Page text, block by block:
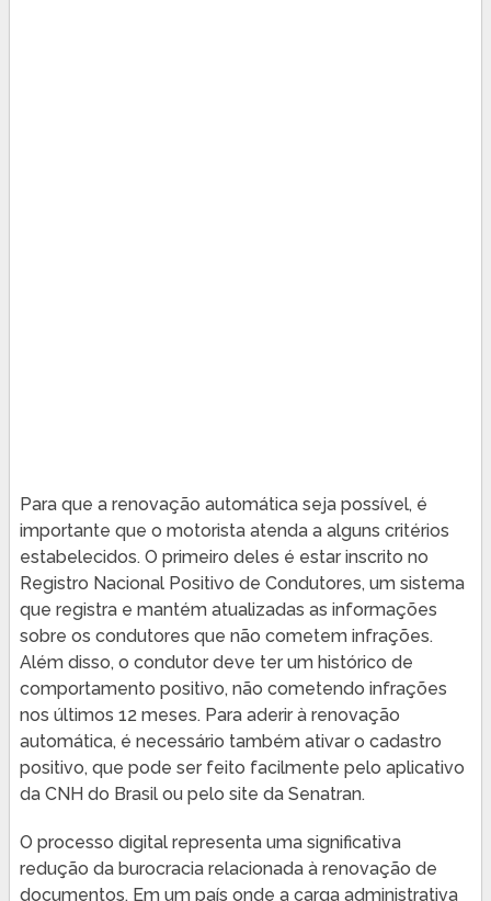
Para que a renovação automática seja possível, é
importante que o motorista atenda a alguns critérios
estabelecidos. O primeiro deles é estar inscrito no
Registro Nacional Positivo de Condutores, um sistema
que registra e mantém atualizadas as informações
sobre os condutores que não cometem infrações.
Além disso, o condutor deve ter um histórico de
comportamento positivo, não cometendo infrações
nos últimos 12 meses. Para aderir à renovação
automática, é necessário também ativar o cadastro
positivo, que pode ser feito facilmente pelo aplicativo
da CNH do Brasil ou pelo site da Senatran.
O processo digital representa uma significativa
redução da burocracia relacionada à renovação de
documentos. Em um país onde a carga administrativa